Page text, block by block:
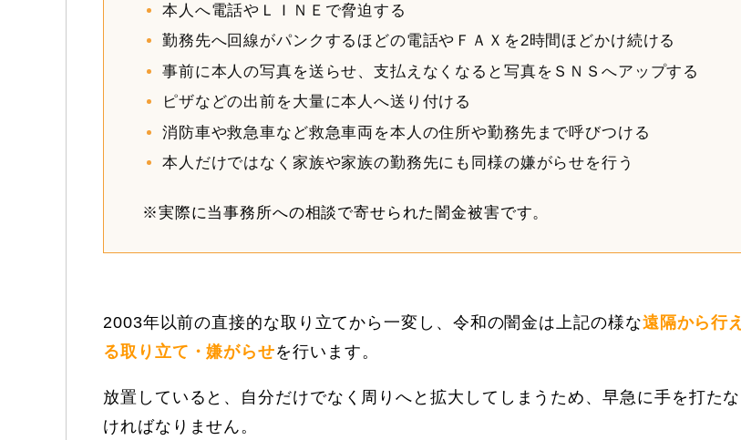
本人へ電話やＬＩＮＥで脅迫する
勤務先へ回線がパンクするほどの電話やＦＡＸを2時間ほどかけ続ける
事前に本人の写真を送らせ、支払えなくなると写真をＳＮＳへアップする
ピザなどの出前を大量に本人へ送り付ける
消防車や救急車など救急車両を本人の住所や勤務先まで呼びつける
本人だけではなく家族や家族の勤務先にも同様の嫌がらせを行う
※実際に当事務所への相談で寄せられた闇金被害です。
2003年以前の直接的な取り立てから一変し、令和の闇金は上記の様な遠隔から行え
る取り立て・嫌がらせを行います。
放置していると、自分だけでなく周りへと拡大してしまうため、早急に手を打たな
ければなりません。